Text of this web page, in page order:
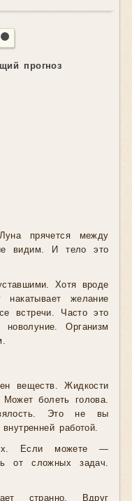
прогноз
прячется между
видим. И тело это
Хотя вроде
желание
встречи. Часто это
Организм
веществ. Жидкости
болеть голова.
Это не вы
работой.
Если можете —
от сложных задач.
странно. Вдруг